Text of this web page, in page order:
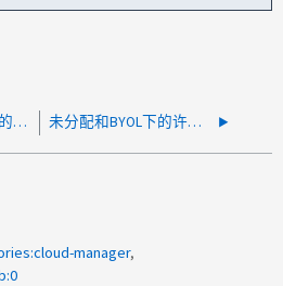
更新 BYOL 基于容量的许可证是否会增加 CVO 的已配置容量？ 未分配和BYOL下的许可证重复
manager